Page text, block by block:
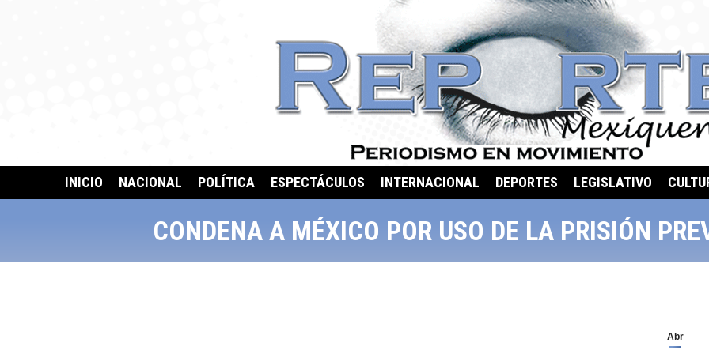
INICIO NACIONAL POLÍTICA ESPECTÁCULOS INTERNACIONAL DEPORTES LEGISLATIVO
CONDENA A MÉXICO POR USO DE LA PRISIÓN
Abr